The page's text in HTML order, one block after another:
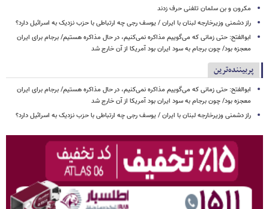
مکرون و بن سلمان تلفنی حرف زدند
راز دشمنی وزیرخارجه لبنان با ایران / یوسف رجی چه ارتباطی با حزب نزدیک به اسرائیل دارد؟
ابوالفتح: حتی زمانی که می‌گوییم مذاکره نمی‌کنیم، در حال مذاکره هستیم/ برجام برای ایران
معجزه بود/ چون برجام به سود ایران بود آمریکا از آن خارج شد
پربیننده‌ترین
ابوالفتح: حتی زمانی که می‌گوییم مذاکره نمی‌کنیم، در حال مذاکره هستیم/ برجام برای ایران
معجزه بود/ چون برجام به سود ایران بود آمریکا از آن خارج شد
راز دشمنی وزیرخارجه لبنان با ایران / یوسف رجی چه ارتباطی با حزب نزدیک به اسرائیل دارد؟